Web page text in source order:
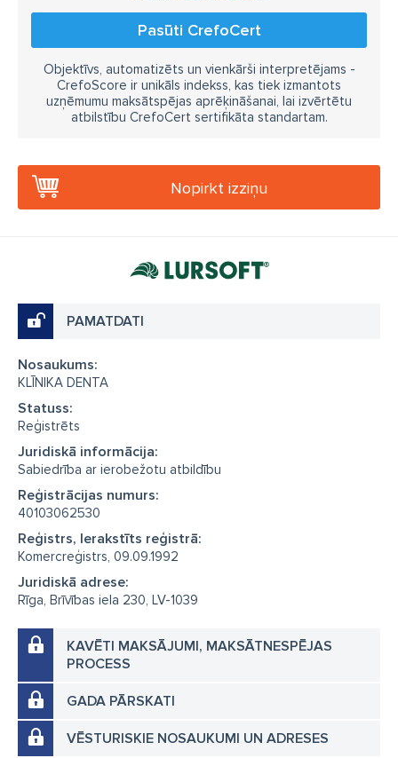
Pasūti CrefoCert
Objektīvs, automatizēts un vienkārši interpretējams -
CrefoScore ir unikāls indekss, kas tiek izmantots
uzņēmumu maksātspējas aprēķināšanai, lai izvērtētu
atbilstību CrefoCert sertifikāta standartam.
Nopirkt izziņu
PAMATDATI
Nosaukums:
KLĪNIKA DENTA
Statuss:
Reģistrēts
Juridiskā informācija:
Sabiedrība ar ierobežotu atbildību
Reģistrācijas numurs:
40103062530
Reģistrs, Ierakstīts reģistrā:
Komercreģistrs, 09.09.1992
Juridiskā adrese:
Rīga, Brīvības iela 230, LV-1039
KAVĒTI MAKSĀJUMI, MAKSĀTNESPĒJAS
PROCESS
GADA PĀRSKATI
VĒSTURISKIE NOSAUKUMI UN ADRESES